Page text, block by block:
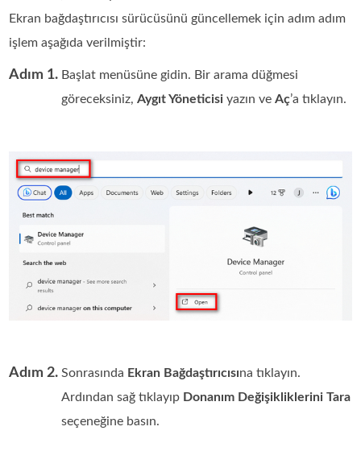
Ekran bağdaştırıcısı sürücüsünü güncellemek için adım adım
işlem aşağıda verilmiştir:
Adım 1. Başlat menüsüne gidin. Bir arama düğmesi
göreceksiniz,Aygıt Yöneticisi yazın veAç’a tıklayın.
Adım 2. Sonrasında Ekran Bağdaştırıcısına tıklayın.
Ardından sağ tıklayıp Donanım Değişikliklerini Tara
seçeneğine basın.